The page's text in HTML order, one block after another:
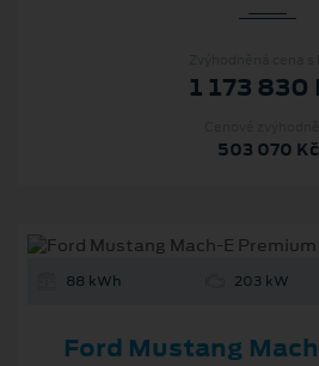
1 173 830
503 070 Kč
88 kWh 203 kW
Ford Mustang